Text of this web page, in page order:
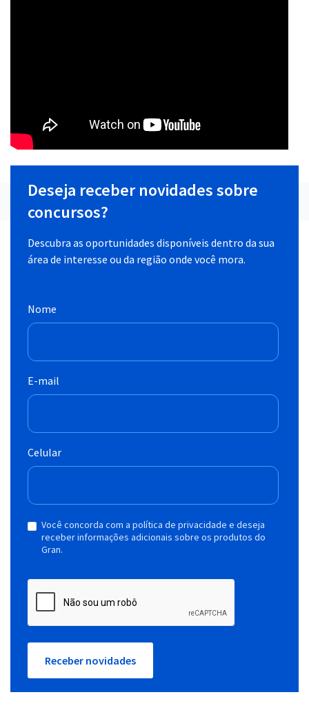
Deseja receber novidades sobre
concursos?
Descubra as oportunidades disponíveis dentro da sua
área de interesse ou da região onde você mora.
Nome
E-mail
Celular
Você concorda com a política de privacidade e deseja
receber informações adicionais sobre os produtos do
Gran.
Receber novidades